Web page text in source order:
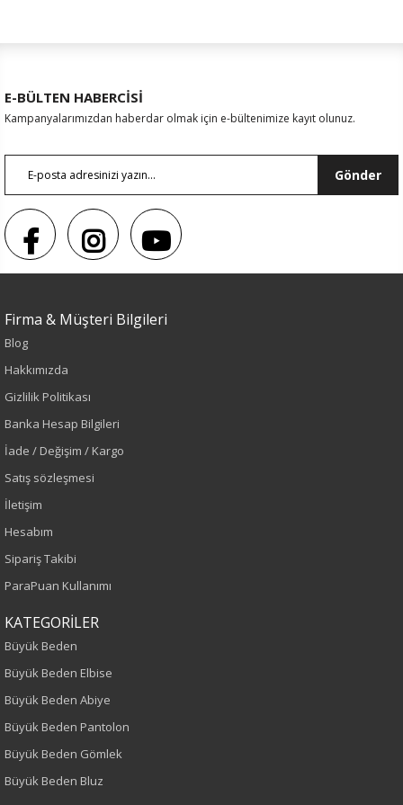
Renk
Sezon
Yaş Grubu
Yetişkin
Bel
Kalıp
Boy
100
E-BÜLTEN HABERCİSİ
Kampanyalarımızdan haberdar olmak için e-bültenimize kayıt olunuz.
Gönder
Firma & Müşteri Bilgileri
Blog
Hakkımızda
Gizlilik Politikası
Banka Hesap Bilgileri
İade / Değişim / Kargo
Satış sözleşmesi
İletişim
Hesabım
Sipariş Takibi
ParaPuan Kullanımı
KATEGORİLER
Büyük Beden
Büyük Beden Elbise
Büyük Beden Abiye
Büyük Beden Pantolon
Büyük Beden Gömlek
Büyük Beden Bluz